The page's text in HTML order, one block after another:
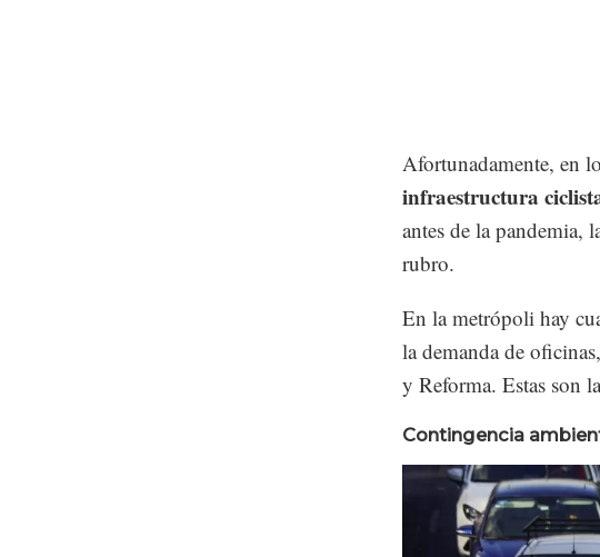
Afortunadamente, en
infraestructura
antes de la pandemia,
rubro.
En la metrópoli hay
la demanda de
y Reforma. Estas son
Contingencia